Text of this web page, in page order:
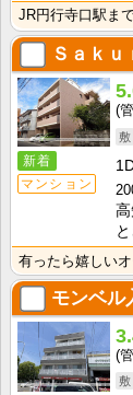
Ｓａｋｕ
新着
マンション
モンベル